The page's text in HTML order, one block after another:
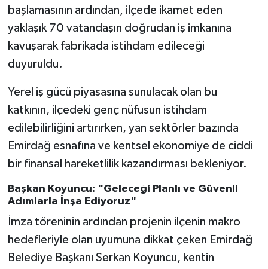
başlamasının ardından, ilçede ikamet eden
yaklaşık 70 vatandaşın doğrudan iş imkanına
kavuşarak fabrikada istihdam edileceği
duyuruldu.
Yerel iş gücü piyasasına sunulacak olan bu
katkının, ilçedeki genç nüfusun istihdam
edilebilirliğini artırırken, yan sektörler bazında
Emirdağ esnafına ve kentsel ekonomiye de ciddi
bir finansal hareketlilik kazandırması bekleniyor.
Başkan Koyuncu: "Geleceği Planlı ve Güvenli
Adımlarla İnşa Ediyoruz"
İmza töreninin ardından projenin ilçenin makro
hedefleriyle olan uyumuna dikkat çeken Emirdağ
Belediye Başkanı Serkan Koyuncu, kentin